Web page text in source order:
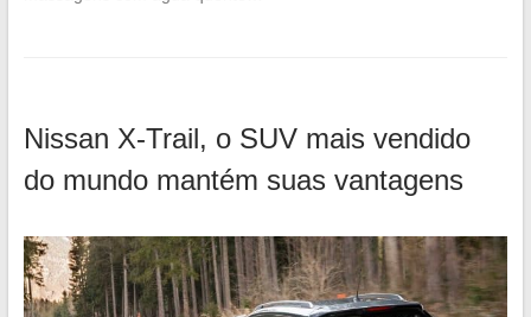
Nissan X-Trail, o SUV mais vendido
do mundo mantém suas vantagens